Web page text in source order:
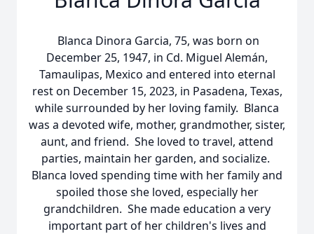
Blanca Dinora Garcia, 75, was born on
December 25, 1947, in Cd. Miguel Alemán,
Tamaulipas, Mexico and entered into eternal
rest on December 15, 2023, in Pasadena, Texas,
while surrounded by her loving family. Blanca
was a devoted wife, mother, grandmother, sister,
aunt, and friend. She loved to travel, attend
parties, maintain her garden, and socialize.
Blanca loved spending time with her family and
spoiled those she loved, especially her
grandchildren. She made education a very
important part of her children's lives and